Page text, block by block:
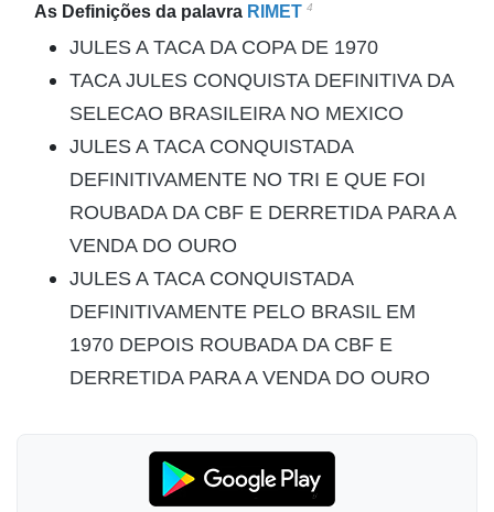
As Definições da palavra RIMET 4
JULES A TACA DA COPA DE 1970
TACA JULES CONQUISTA DEFINITIVA DA
SELECAO BRASILEIRA NO MEXICO
JULES A TACA CONQUISTADA
DEFINITIVAMENTE NO TRI E QUE FOI
ROUBADA DA CBF E DERRETIDA PARA A
VENDA DO OURO
JULES A TACA CONQUISTADA
DEFINITIVAMENTE PELO BRASIL EM
1970 DEPOIS ROUBADA DA CBF E
DERRETIDA PARA A VENDA DO OURO